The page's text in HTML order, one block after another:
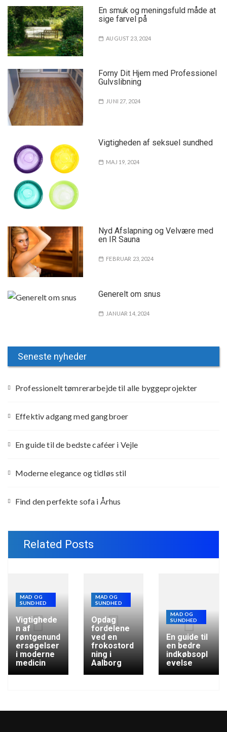
En smuk og meningsfuld måde at
sige farvel på
AUGUST 23, 2024
Forny Dit Hjem med Professionel
Gulvslibning
JUNI 27, 2024
Vigtigheden af seksuel sundhed
MAJ 19, 2024
Nyd Afslapning og Velvære med
en IR Sauna
FEBRUAR 23, 2024
Generelt om snus
JANUAR 14, 2024
Seneste nyheder
Professionelt tømrerarbejde til alle byggeprojekter
Effektiv adgang med gangbroer
En guide til de bedste caféer i Vejle
Moderne elegance og tidløs stil
Find den perfekte sofa i Århus
Related Posts
MAD OG
SUNDHED
Vigtighede
n af
røntgenund
ersøgelser
i moderne
medicin
MAD OG
SUNDHED
Opdag
fordelene
ved en
frokostord
ning i
Aalborg
MAD OG
SUNDHED
En guide til
en bedre
indkøbsopl
evelse